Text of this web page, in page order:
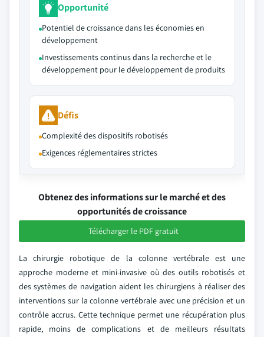
Opportunité
Potentiel de croissance dans les économies en
développement
Investissements continus dans la recherche et le
développement pour le développement de produits
Défis
Complexité des dispositifs robotisés
Exigences réglementaires strictes
Obtenez des informations sur le marché et des
opportunités de croissance
Télécharger le PDF gratuit
La chirurgie robotique de la colonne vertébrale est une
approche moderne et mini-invasive où des outils robotisés et
des systèmes de navigation aident les chirurgiens à réaliser des
interventions sur la colonne vertébrale avec une précision et un
contrôle accrus. Cette technique permet une récupération plus
rapide, moins de complications et de meilleurs résultats